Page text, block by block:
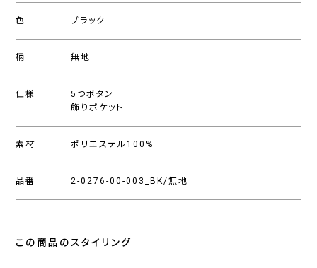
色 ブラック
柄 無地
仕様
5つボタン
飾りポケット
素材 ポリエステル100%
品番 2-0276-00-003_BK/無地
この商品のスタイリング